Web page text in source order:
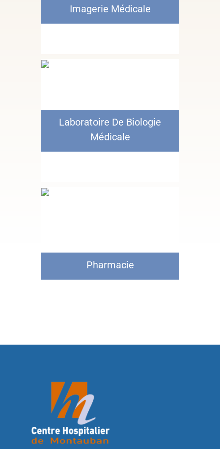
Imagerie Médicale
Laboratoire De Biologie
Médicale
Pharmacie